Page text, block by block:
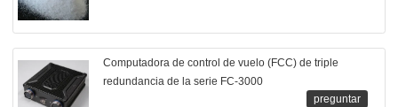
Computadora de control de vuelo (FCC) de triple
redundancia de la serie FC-3000
preguntar